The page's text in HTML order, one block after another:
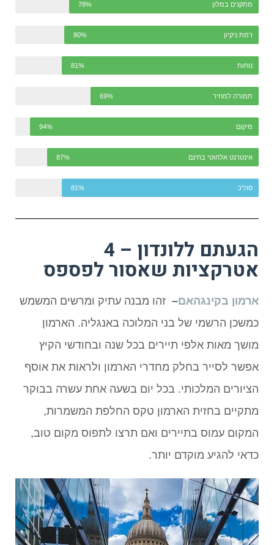
מתקנים במלון 78%
רמת ניקיון 80%
נוחות 81%
תמורה למחיר 69%
מיקום 94%
אינטרנט אלחוטי בחינם 87%
סה"כ 81%
הגעתם ללונדון – 4
אטרקציות שאסור לפספס
ארמון בקינגהאם– זהו מבנה עתיק ומרשים המשמש
כמשכן הרשמי של בני המלוכה באנגליה. הארמון
מושך מאות אלפי תיירים בכל שנה ובחודשי הקיץ
אפשר לסייר בחלק מחדרי הארמון ולראות את אוסף
הציורים המלכותי. בכל יום בשעה אחת עשרה בבוקר
מתקיים בחזית הארמון טקס החלפת המשמרות,
המקום עמוס בתיירים ואם תרצו לתפוס מקום טוב,
כדאי להגיע מוקדם יותר.